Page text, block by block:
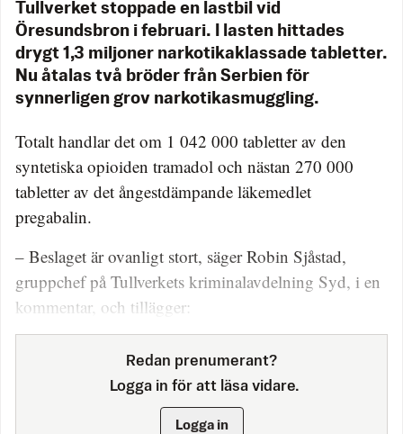
Tullverket stoppade en lastbil vid
Öresundsbron i februari. I lasten hittades
drygt 1,3 miljoner narkotikaklassade tabletter.
Nu åtalas två bröder från Serbien för
synnerligen grov narkotikasmuggling.
Totalt handlar det om 1 042 000 tabletter av den
syntetiska opioiden tramadol och nästan 270 000
tabletter av det ångestdämpande läkemedlet
pregabalin.
– Beslaget är ovanligt stort, säger Robin Sjåstad,
gruppchef på Tullverkets kriminalavdelning Syd, i en
kommentar, och tillägger:
Redan prenumerant?
Logga in för att läsa vidare.
Logga in